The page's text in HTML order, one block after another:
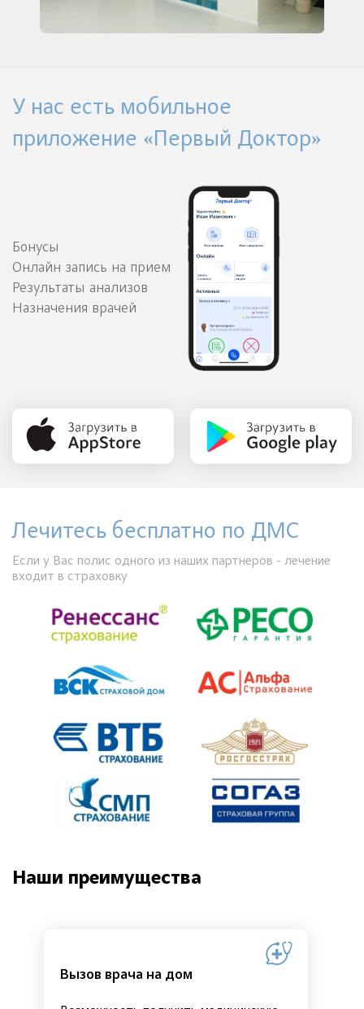
У нас есть мобильное
приложение «Первый Доктор»
Бонусы
Онлайн запись на прием
Результаты анализов
Назначения врачей
Лечитесь бесплатно по ДМС
Если у Вас полис одного из наших партнеров - лечение
входит в страховку
Наши преимущества
Вызов врача на дом